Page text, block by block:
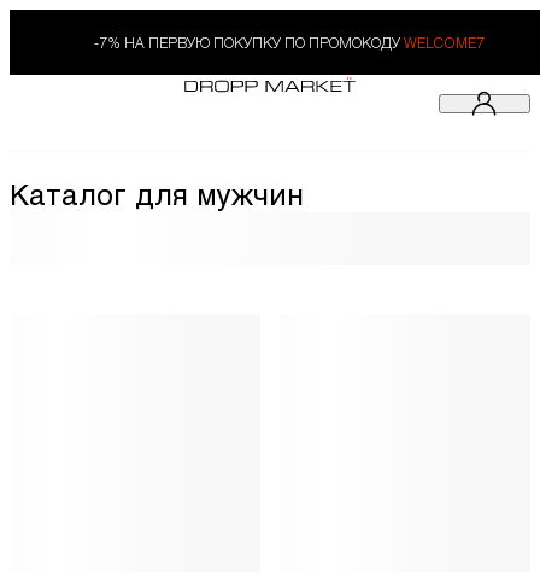
-7% НА ПЕРВУЮ ПОКУПКУ ПО ПРОМОКОДУ WELCOME7
Каталог для мужчин